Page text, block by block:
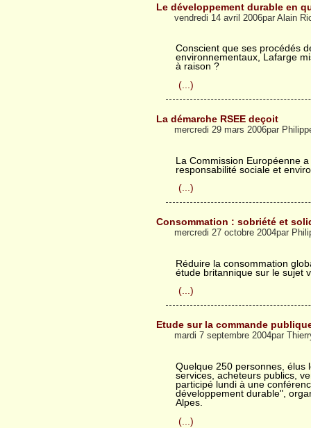
Le développement durable en
vendredi 14 avril 2006par Alain
Conscient que ses procédés
environnementaux, Lafarge
à raison ?
(...)
La démarche RSEE deçoit
mercredi 29 mars 2006par
La Commission Européenne
responsabilité sociale et
(...)
Consommation : sobriété et
mercredi 27 octobre 2004par
Réduire la consommation
étude britannique sur le sujet
(...)
Etude sur la commande
mardi 7 septembre 2004par
Quelque 250 personnes, élus
services, acheteurs publics,
participé lundi à une
développement durable",
Alpes.
(...)